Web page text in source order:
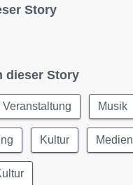
Story
dieser Story
Veranstaltung Musik
Kultur Medien